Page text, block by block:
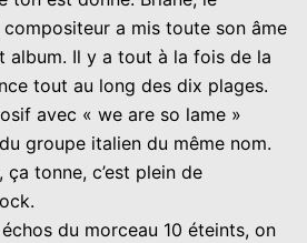
a mis toute son âme
Il y a tout à la fois de la
tout au long des dix plages.
avec « we are so lame »
groupe italien du même nom.
tonne, c’est plein de
du morceau 10 éteints, on